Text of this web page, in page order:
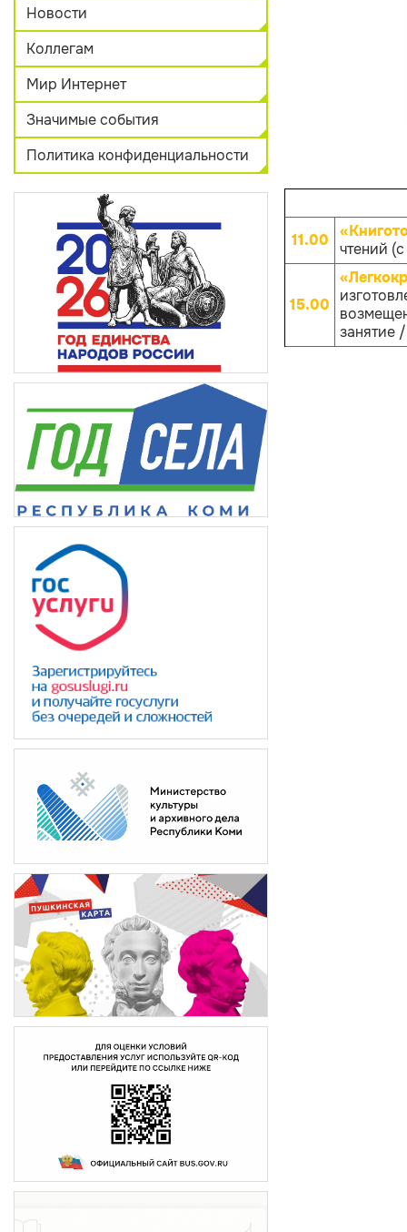
Новости
Коллегам
Мир Интернет
Значимые события
Политика конфиденциальности
11.00
чтений
15.00
занятие